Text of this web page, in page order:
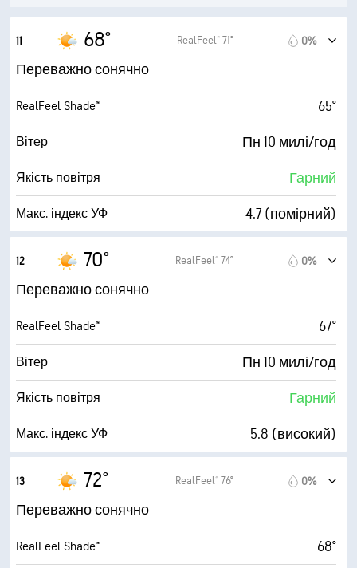
Висота нижньої межі хмар 30000 фута
11 68° RealFeel® 71° 0%
Переважно сонячно
RealFeel Shade™ 65°
Вітер Пн 10 милі/год
Якість повітря Гарний
Макс. індекс УФ 4.7 (помірний)
Вологість
Точка роси 52° F
AccuLumen Brightness Index™ 9 (Дуже яскраво)
Хмарний покрив 16%
Видимість 10 милі
12 70° RealFeel® 74° 0%
Переважно сонячно
RealFeel Shade™ 67°
Вітер Пн 10 милі/год
Якість повітря Гарний
Макс. індекс УФ 5.8 (високий)
Вологість
Точка роси 51° F
13 72° RealFeel® 76° 0%
Переважно сонячно
RealFeel Shade™ 68°